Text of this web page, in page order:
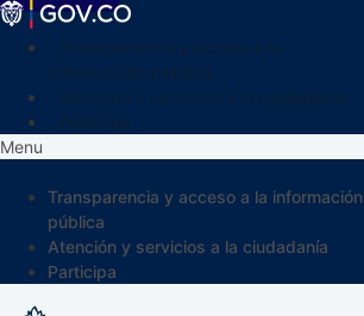
Menu
Transparencia y acceso a la información
pública
Atención y servicios a la ciudadanía
Participa